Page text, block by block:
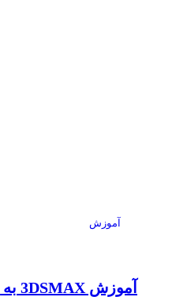
آموزش
آموزش 3DSMAX به زبان ساده